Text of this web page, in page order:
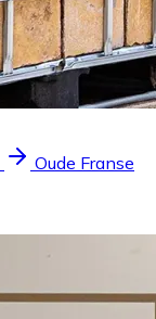
Oude Franse